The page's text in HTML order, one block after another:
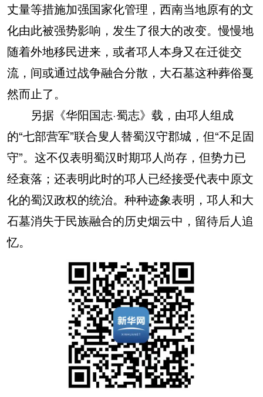
丈量等措施加强国家化管理，西南当地原有的文
化由此被强势影响，发生了很大的改变。慢慢地
随着外地移民进来，或者邛人本身又在迁徙交
流，间或通过战争融合分散，大石墓这种葬俗戛
然而止了。
另据《华阳国志·蜀志》载，由邛人组成
的“七部营军”联合叟人替蜀汉守郡城，但“不足固
守”。这不仅表明蜀汉时期邛人尚存，但势力已
经衰落；还表明此时的邛人已经接受代表中原文
化的蜀汉政权的统治。种种迹象表明，邛人和大
石墓消失于民族融合的历史烟云中，留待后人追
忆。